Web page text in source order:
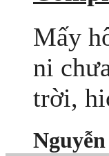
Mấy
ni
trời,